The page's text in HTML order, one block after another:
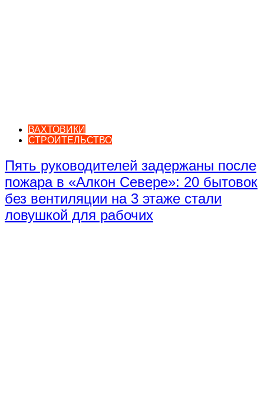
ВАХТОВИКИ
СТРОИТЕЛЬСТВО
Пять руководителей задержаны после
пожара в «Алкон Севере»: 20 бытовок
без вентиляции на 3 этаже стали
ловушкой для рабочих